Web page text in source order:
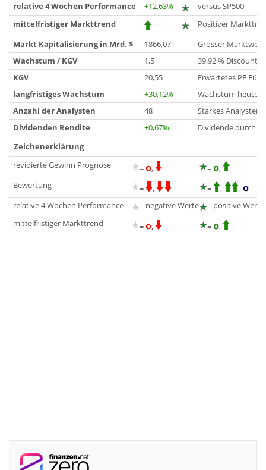
relative 4 Wochen Performance
+12,63%
versus SP500
mittelfristiger Markttrend
Positiver
Markt Kapitalisierung in Mrd. $
1866,07
Grosser Marktwert
Wachstum / KGV
1,5
39,92 % Discount
KGV
20,55
Erwartetes PE Für
langfristiges Wachstum
+30,12%
Wachstum heute
Anzahl der Analysten
48
Starkes
Dividenden Rendite
+0,67%
Dividende durch
Zeichenerklärung
revidierte Gewinn Prognose
= , =
,
Bewertung
= , = ,
,
relative 4 Wochen Performance
= negative Werte
= positive Werte
mittelfristiger Markttrend
= , = ,